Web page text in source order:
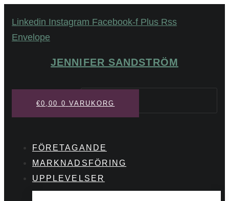
till
innehåll
Linkedin Instagram Facebook-f Plus Rss
Envelope
JENNIFER SANDSTRÖM
Sök
€0,00 0 VARUKORG
FÖRETAGANDE
MARKNADSFÖRING
UPPLEVELSER